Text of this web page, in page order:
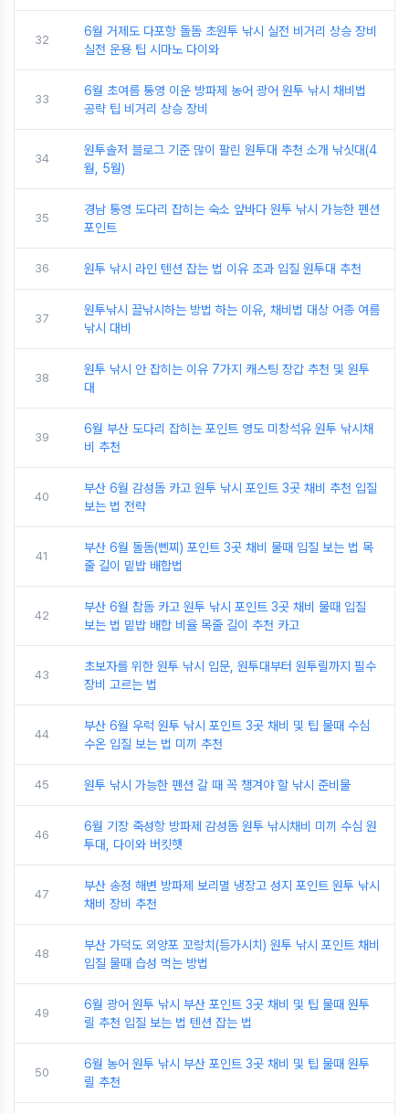
32
6월 거제도 다포항 돌돔 초원투 낚시 실전 비거리 상승 장비
실전 운용 팁 시마노 다이와
33
6월 초여름 통영 이운 방파제 농어 광어 원투 낚시 채비법
공략 팁 비거리 상승 장비
34
원투솔저 블로그 기준 많이 팔린 원투대 추천 소개 낚싯대(4
월, 5월)
35
경남 통영 도다리 잡히는 숙소 앞바다 원투 낚시 가능한 펜션
포인트
36 원투 낚시 라인 텐션 잡는 법 이유 조과 입질 원투대 추천
37
원투낚시 끌낚시하는 방법 하는 이유, 채비법 대상 어종 여름
낚시 대비
38
원투 낚시 안 잡히는 이유 7가지 캐스팅 장갑 추천 및 원투
대
39
6월 부산 도다리 잡히는 포인트 영도 미창석유 원투 낚시채
비 추천
40
부산 6월 감성돔 카고 원투 낚시 포인트 3곳 채비 추천 입질
보는 법 전략
41
부산 6월 돌돔(뻰찌) 포인트 3곳 채비 물때 입질 보는 법 목
줄 길이 밑밥 배합법
42
부산 6월 참돔 카고 원투 낚시 포인트 3곳 채비 물때 입질
보는 법 밑밥 배합 비율 목줄 길이 추천 카고
43
초보자를 위한 원투 낚시 입문, 원투대부터 원투릴까지 필수
장비 고르는 법
44
부산 6월 우럭 원투 낚시 포인트 3곳 채비 및 팁 물때 수심
수온 입질 보는 법 미끼 추천
45 원투 낚시 가능한 펜션 갈 때 꼭 챙겨야 할 낚시 준비물
46
6월 기장 죽성항 방파제 감성돔 원투 낚시채비 미끼 수심 원
투대, 다이와 버킷햇
47
부산 송정 해변 방파제 보리멸 냉장고 성지 포인트 원투 낚시
채비 장비 추천
48
부산 가덕도 외양포 꼬랑치(등가시치) 원투 낚시 포인트 채비
입질 물때 습성 먹는 방법
49
6월 광어 원투 낚시 부산 포인트 3곳 채비 및 팁 물때 원투
릴 추천 입질 보는 법 텐션 잡는 법
50
6월 농어 원투 낚시 부산 포인트 3곳 채비 및 팁 물때 원투
릴 추천